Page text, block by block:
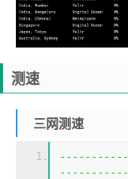
测速
三网测速